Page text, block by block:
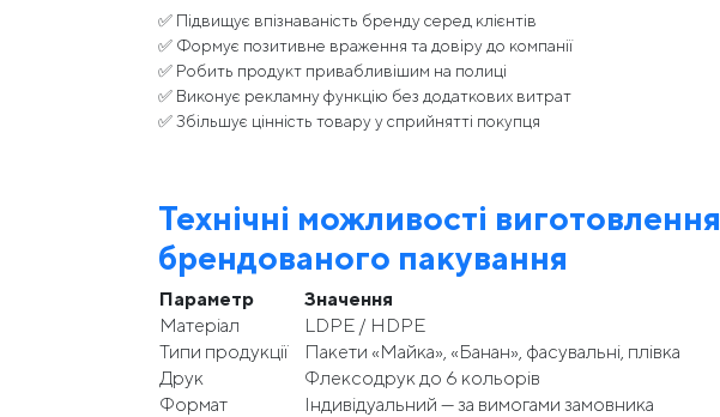
✅ Підвищує впізнаваність бренду серед клієнтів
✅ Формує позитивне враження та довіру до компанії
✅ Робить продукт привабливішим на полиці
✅ Виконує рекламну функцію без додаткових витрат
✅ Збільшує цінність товару у сприйнятті покупця
Технічні можливості виготовлення
брендованого пакування
Параметр
Значення
Матеріал
LDPE / HDPE
Типи продукції
Пакети «Майка», «Банан», фасувальні, плівка
Друк
Флексодрук до 6 кольорів
Формат
Індивідуальний — за вимогами замовника